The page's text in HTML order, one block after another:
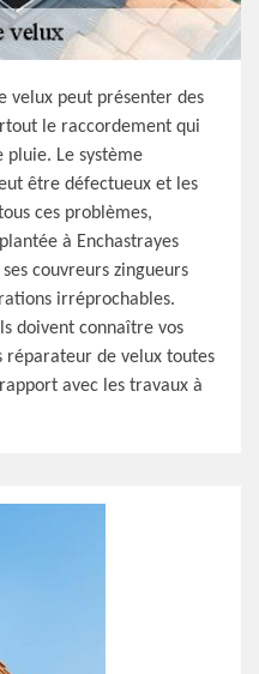
velux peut présenter des
le raccordement qui
pluie. Le système
être défectueux et les
ces problèmes,
à Enchastrayes
couvreurs zingueurs
irréprochables.
doivent connaître vos
réparateur de velux toutes
avec les travaux à